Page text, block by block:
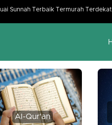
Sunnah Terbaik Termurah Terdekat
Al-Qur'an